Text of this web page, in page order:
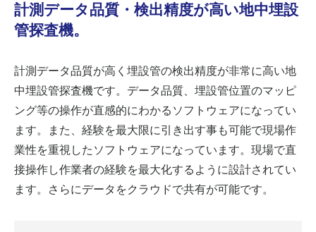
計測データ品質・検出精度が高い地中埋設
管探査機。
計測データ品質が高く埋設管の検出精度が非常に高い地
中埋設管探査機です。データ品質、埋設管位置のマッピ
ング等の操作が直感的にわかるソフトウェアになってい
ます。また、経験を最大限に引き出す事も可能で現場作
業性を重視したソフトウェアになっています。現場で直
接操作し作業者の経験を最大化するように設計されてい
ます。さらにデータをクラウドで共有が可能です。